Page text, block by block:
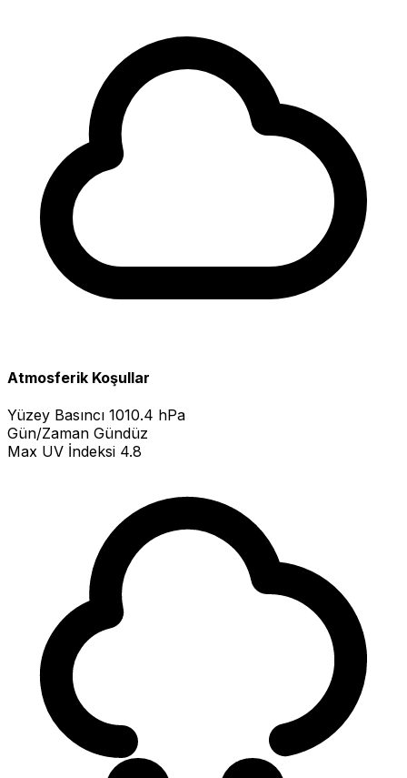
Atmosferik Koşullar
Yüzey Basıncı 1010.4 hPa
Gün/Zaman Gündüz
Max UV İndeksi 4.8